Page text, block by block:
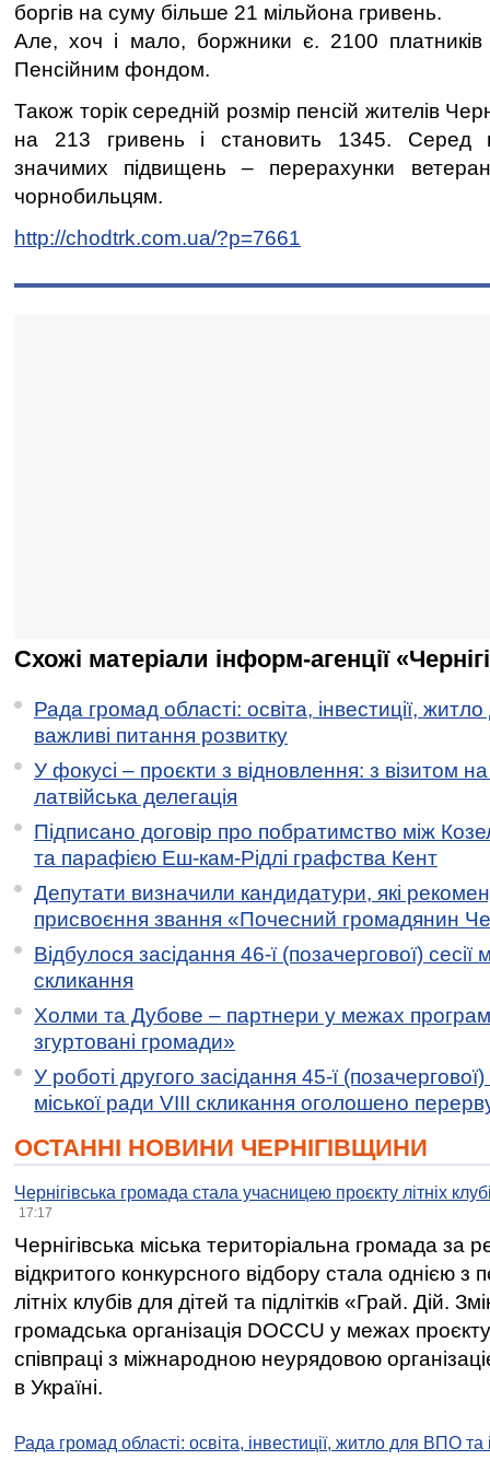
боргів на суму більше 21 мільйона гривень.
Але, хоч і мало, боржники є. 2100
Пенсійним фондом.
Також торік середній розмір пенсій жителів
на 213 гривень і становить 1345. Серед
значимих підвищень – перерахунки
чорнобильцям.
http://chodtrk.com.ua/?p=7661
Схожі матеріали інформ-агенції
Рада громад області: освіта, інвестиції,
важливі питання розвитку
У фокусі – проєкти з відновлення: з візитом
латвійська делегація
Підписано договір про побратимство між
та парафією Еш-кам-Рідлі графства Кент
Депутати визначили кандидатури, які
присвоєння звання «Почесний громадянин
Відбулося засідання 46-ї (позачергової) сесії
скликання
Холми та Дубове – партнери у межах
згуртовані громади»
У роботі другого засідання 45-ї (позачергової)
міської ради VIII скликання оголошено
ОСТАННІ НОВИНИ ЧЕРНІГІВЩИНИ
Чернігівська громада стала учасницею проєкту літніх
17:17
Чернігівська міська територіальна громада за
відкритого конкурсного відбору стала однією
літніх клубів для дітей та підлітків «Грай. Дій.
громадська організація DOCCU у межах
співпраці з міжнародною неурядовою
в Україні.
Рада громад області: освіта, інвестиції, житло для ВПО